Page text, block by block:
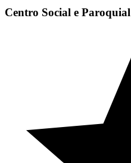
Centro Social e